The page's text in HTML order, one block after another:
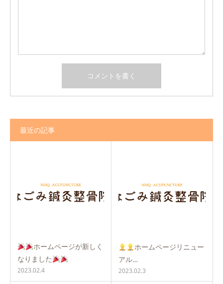
最近の記事
ホームページが新しく
なりました
2023.02.4
ホームページリニュー
アル…
2023.02.3